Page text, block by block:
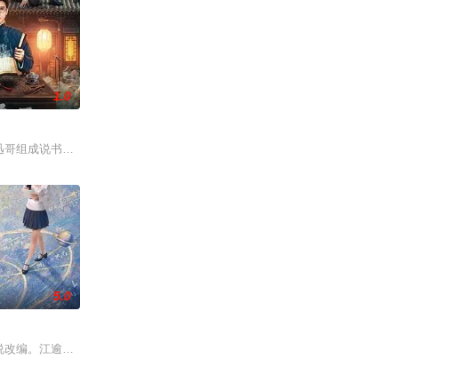
向不死不休的对立绝境。而他们不知，
司
1.0
组成说书班子，偶遇“白天人住屋，晚上鬼占房”的阴阳宅，江淮被掳走配“阴婚”。他与女
来，集团以求查出未婚妻离奇死亡的真相。
5.0
编。江逾白长大以后，林知夏忽然对他说：“江逾白，我喜欢你，哲学和生物学意义上的